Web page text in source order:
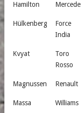
Hamilton
Hülkenberg
Force
India
Kvyat
Toro
Rosso
Magnussen Renault
Massa Williams